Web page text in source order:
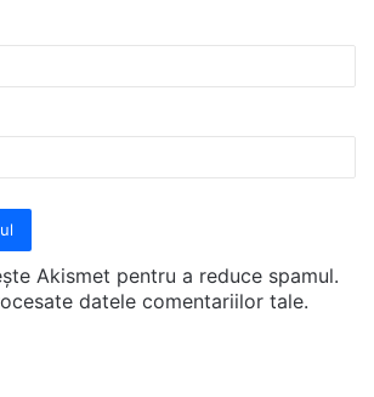
Akismet pentru a reduce spamul.
datele comentariilor tale.